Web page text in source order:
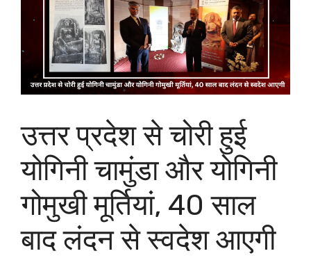
उत्तर प्रदेश से चोरी हुई
योगिनी चामुंडा और योगिनी
गोमुखी मूर्तियां, 40 साल
बाद लंदन से स्वदेश आएगी